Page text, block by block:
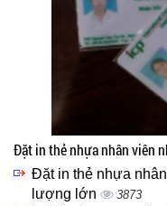
Đặt in thẻ nhựa nhân viên
Đặt in thẻ nhựa
lượng lớn
3873